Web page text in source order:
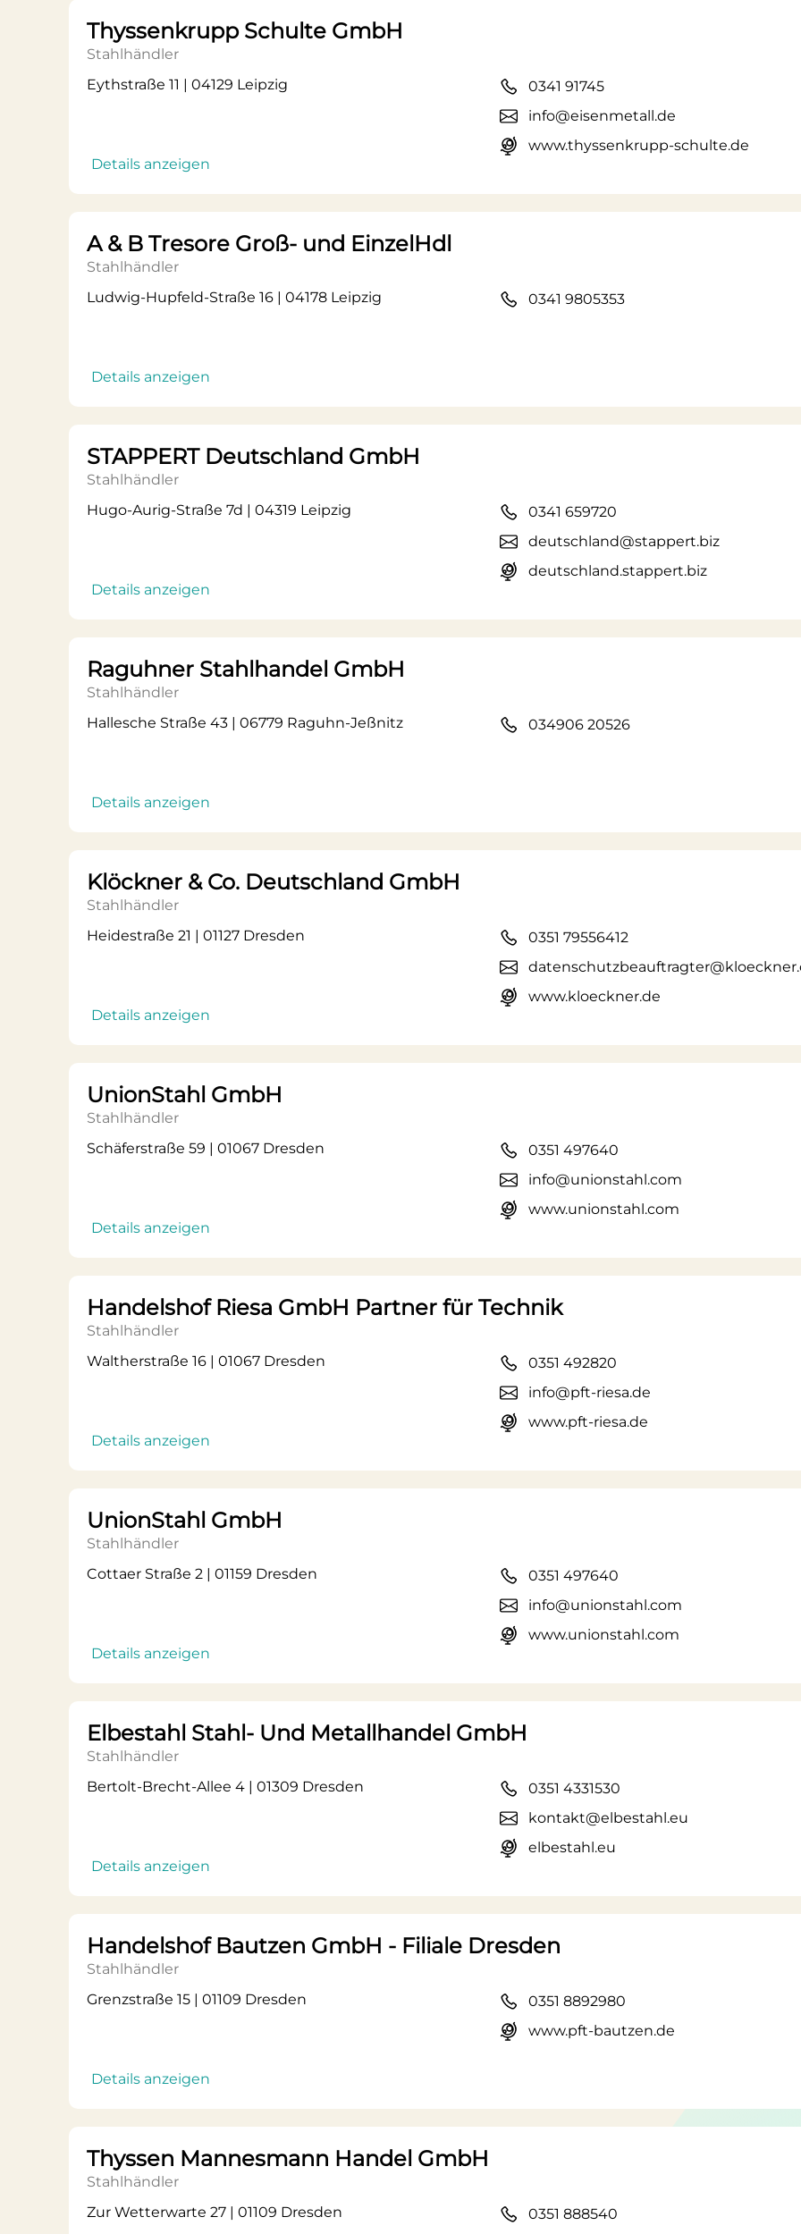
Thyssenkrupp Schulte GmbH
Stahlhändler
Eythstraße 11 | 04129 Leipzig
Details anzeigen
0341 91745
info@eisenmetall.de
www.thyssenkrupp-schulte.de
A & B Tresore Groß- und EinzelHdl
Stahlhändler
Ludwig-Hupfeld-Straße 16 | 04178 Leipzig
Details anzeigen
0341 9805353
STAPPERT Deutschland GmbH
Stahlhändler
Hugo-Aurig-Straße 7d | 04319 Leipzig
Details anzeigen
0341 659720
deutschland@stappert.biz
deutschland.stappert.biz
Raguhner Stahlhandel GmbH
Stahlhändler
Hallesche Straße 43 | 06779 Raguhn-Jeßnitz
Details anzeigen
034906 20526
Klöckner & Co. Deutschland GmbH
Stahlhändler
Heidestraße 21 | 01127 Dresden
Details anzeigen
0351 79556412
www.kloeckner.de
UnionStahl GmbH
Stahlhändler
Schäferstraße 59 | 01067 Dresden
Details anzeigen
0351 497640
info@unionstahl.com
www.unionstahl.com
Handelshof Riesa GmbH Partner für Technik
Stahlhändler
Waltherstraße 16 | 01067 Dresden
Details anzeigen
0351 492820
info@pft-riesa.de
www.pft-riesa.de
UnionStahl GmbH
Stahlhändler
Cottaer Straße 2 | 01159 Dresden
Details anzeigen
0351 497640
info@unionstahl.com
www.unionstahl.com
Elbestahl Stahl- Und Metallhandel GmbH
Stahlhändler
Bertolt-Brecht-Allee 4 | 01309 Dresden
Details anzeigen
0351 4331530
kontakt@elbestahl.eu
elbestahl.eu
Handelshof Bautzen GmbH - Filiale Dresden
Stahlhändler
Grenzstraße 15 | 01109 Dresden
Details anzeigen
0351 8892980
www.pft-bautzen.de
Thyssen Mannesmann Handel GmbH
Stahlhändler
Zur Wetterwarte 27 | 01109 Dresden
0351 888540